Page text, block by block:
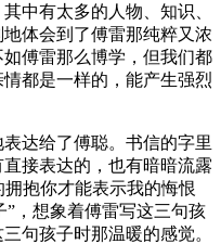
中有太多的人物、知识、
体会到了傅雷那纯粹又浓
傅雷那么博学，但我们都
都是一样的，能产生强烈
达给了傅聪。书信的字里
接表达的，也有暗暗流露
抱你才能表示我的悔恨
”，想象着傅雷写这三句孩
句孩子时那温暖的感觉。